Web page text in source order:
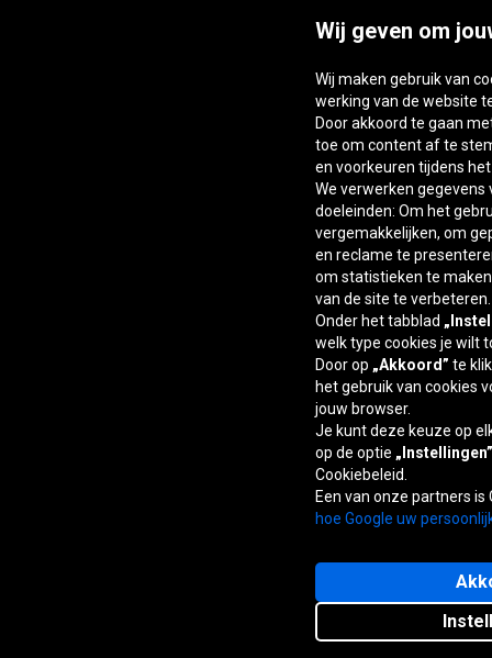
Wij geven om
Wij maken gebruik van
werking van de website
Door akkoord te gaan
toe om content af te
en voorkeuren tijdens
We verwerken gegevens
doeleinden: Om het
vergemakkelijken, om
en reclame te
om statistieken te
van de site te verbeteren.
Onder het tabblad
welk type cookies je wilt
Door op „Akkoord” te
het gebruik van cookies
jouw browser.
Je kunt deze keuze op
op de optie „Instellingen”
Cookiebeleid.
Een van onze partners is
hoe Google uw